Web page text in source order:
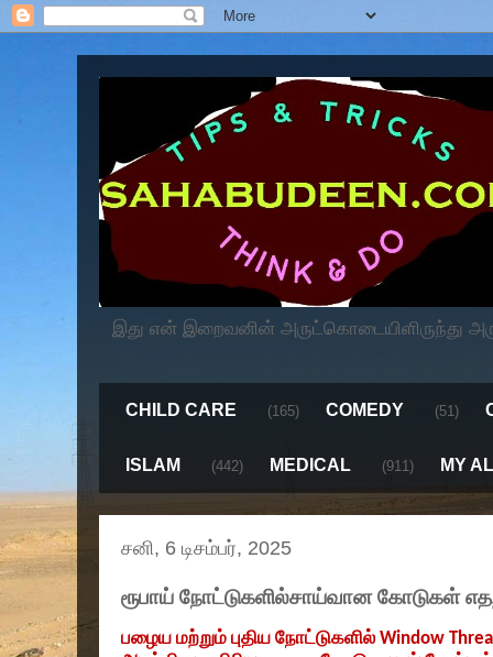
இது என் இறைவனின் அருட்கொடையிளிருந்து
CHILD CARE (165) COMEDY (51)
ISLAM (442) MEDICAL (911) MY
சனி, 6 டிசம்பர், 2025
ரூபாய் நோட்டுகளில்சாய்வான கோடுகள்
பழைய மற்றும் புதிய நோட்டுகளில் Window